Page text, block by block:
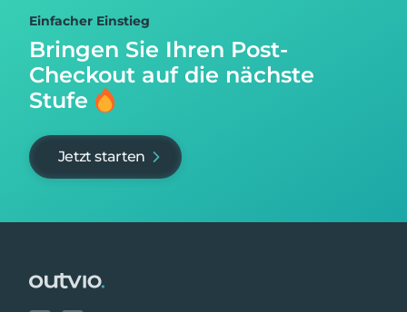
Einfacher Einstieg
Bringen Sie Ihren Post-
Checkout auf die nächste
Stufe
Jetzt starten